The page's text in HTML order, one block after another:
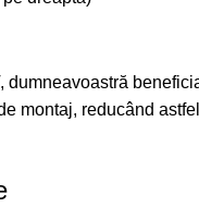
montaj, reducând